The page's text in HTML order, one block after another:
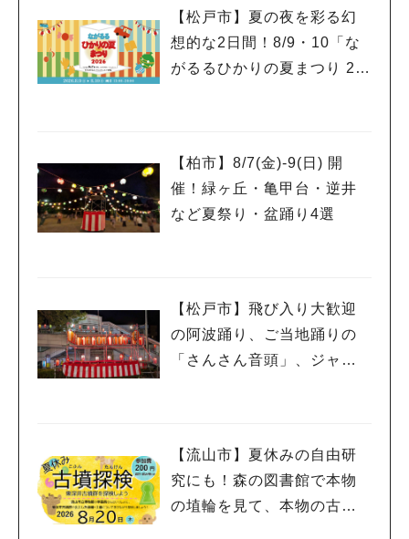
【松戸市】夏の夜を彩る幻
想的な2日間！8/9・10「な
がるるひかりの夏まつり 20
【柏市】8/7(金)‐9(日) 開
催！緑ヶ丘・亀甲台・逆井
など夏祭り・盆踊り4選
【松戸市】飛び入り大歓迎
の阿波踊り、ご当地踊りの
「さんさん音頭」、ジャ
【流山市】夏休みの自由研
究にも！森の図書館で本物
の埴輪を見て、本物の古墳